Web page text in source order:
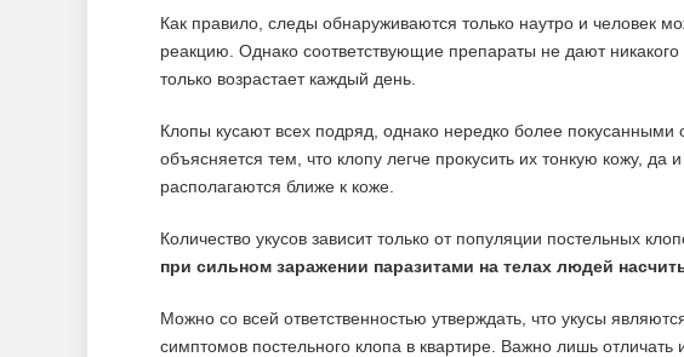
Как правило, следы обнаруживаются только наутро и человек
реакцию. Однако соответствующие препараты не дают
только возрастает каждый день.
Клопы кусают всех подряд, однако нередко более
объясняется тем, что клопу легче прокусить их тонкую кожу,
располагаются ближе к коже.
Количество укусов зависит только от популяции постельных
при сильном заражении паразитами на телах людей
Можно со всей ответственностью утверждать, что укусы
симптомов постельного клопа в квартире. Важно лишь отличать